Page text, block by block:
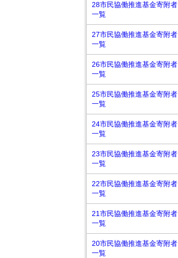
28市民協働推進基金寄附者
一覧
27市民協働推進基金寄附者
一覧
26市民協働推進基金寄附者
一覧
25市民協働推進基金寄附者
一覧
24市民協働推進基金寄附者
一覧
23市民協働推進基金寄附者
一覧
22市民協働推進基金寄附者
一覧
21市民協働推進基金寄附者
一覧
20市民協働推進基金寄附者
一覧